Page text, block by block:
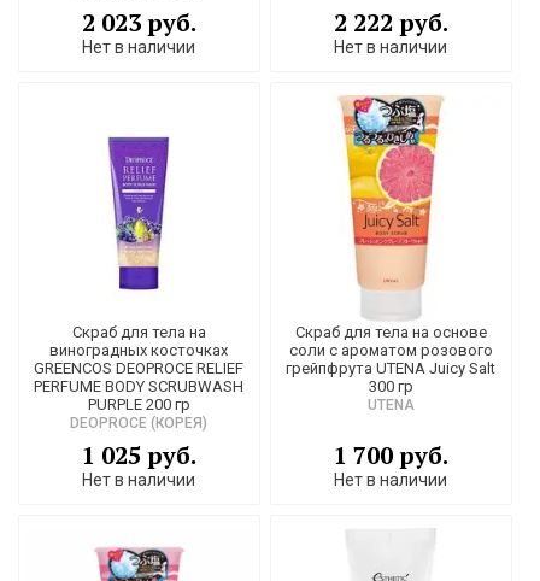
2 023 руб.
Нет в наличии
2 222 руб.
Нет в наличии
Скраб для тела на
виноградных косточках
GREENCOS DEOPROCE RELIEF
PERFUME BODY SCRUBWASH
PURPLE 200 гр
DEOPROCE (КОРЕЯ)
1 025 руб.
Нет в наличии
Скраб для тела на основе
соли с ароматом розового
грейпфрута UTENA Juicy Salt
300 гр
UTENA
1 700 руб.
Нет в наличии